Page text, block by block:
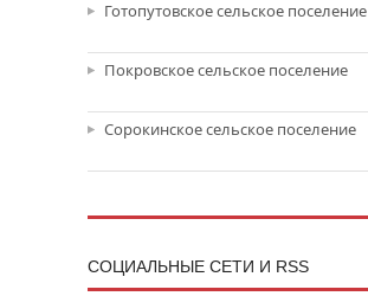
Готопутовское сельское поселение
Покровское сельское поселение
Сорокинское сельское поселение
CОЦИАЛЬНЫЕ СЕТИ И RSS